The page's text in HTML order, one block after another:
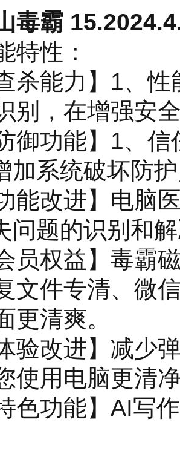
全雷达
势感知，电脑
面扫描
，保持电脑
木马专杀
杀顽固木马
优化，高效
清理
理，释放电
加速
行加速，电
窗拦截
弹窗，安静
级隐私清理
隐私痕迹
毒霸
性：
能力】1、性
别，在增强安
功能】1、信
加系统破坏防
改进】电脑医
问题的识别和
权益】毒霸磁
文件专清、微
更清爽。
改进】减少弹
使用电脑更清
功能】AI写作